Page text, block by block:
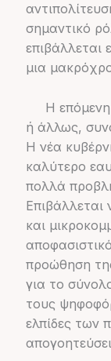
σημαντικό
επιβάλλεται
μια
Η επόμενη
ή άλλως,
Η νέα
καλύτερο
πολλά
Επιβάλλεται
και
προώθηση
για το
τους
ελπίδες των